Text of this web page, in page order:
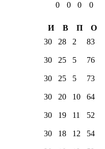
0 0 0
0
И В П
О
30 28 2 83
30 25 5 76
30 25 5 73
30 20 10 64
30 19 11 52
30 18 12 54